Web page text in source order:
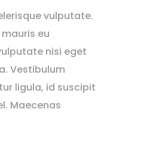
vulputate.
eu
nisi eget
Vestibulum
ligula, id suscipit
Maecenas